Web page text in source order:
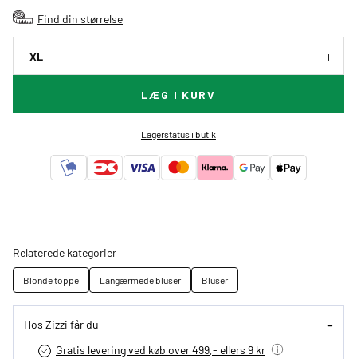
Find din størrelse
XL
LÆG I KURV
Lagerstatus i butik
Relaterede kategorier
Blonde toppe Langærmede bluser Bluser
Hos Zizzi får du
Gratis levering ved køb over 499,- ellers 9 kr